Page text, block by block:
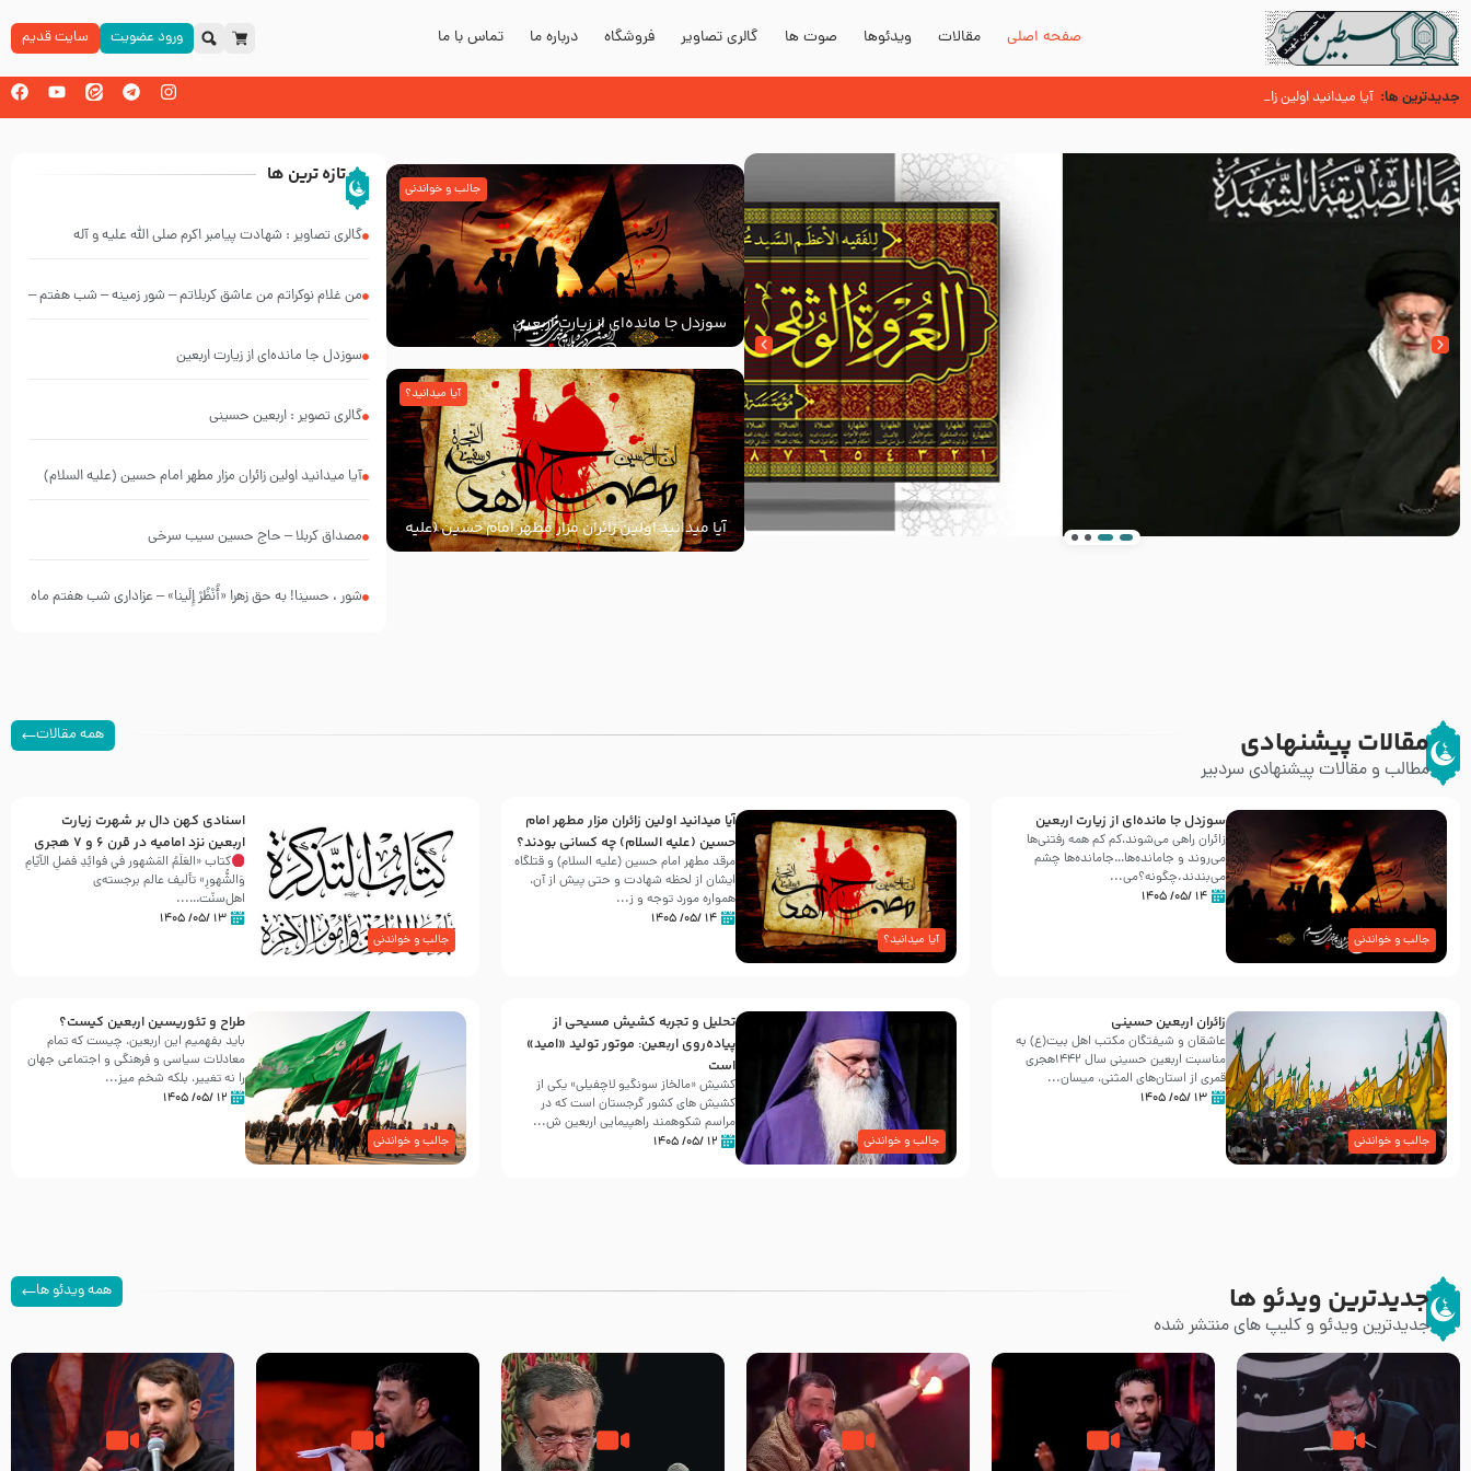
صفحه اصلی مقالات ویدئوها صوت ها گالری تصاویر فروشگاه درباره ما تماس با ما ورود عضویت سایت قدیم
جدیدترین ها: آیا میدانید اولین زائران مزار مطهر امام حسین (علیه السلام) چه کسا
اسنادی کهن دال بر شهرت زیارت اربعین نزد امامیه در قرن ۶ و ۷ هجری
زائران اربعین حسینی
سوزدل جا مانده‌ای از زیارت اربعین
جالب و خواندنی
آیا میدانید اولین زائران مزار مطهر امام حسین (علیه
السلام) چه کسانی بودند؟
آیا میدانید؟
تازه ترین ها
گالری تصاویر : شهادت پیامبر اکرم صلی الله علیه و آله
من غلام نوکراتم من عاشق کربلاتم – شور زمینه – شب هفتم –
سوزدل جا مانده‌ای از زیارت اربعین
گالری تصویر : اربعین حسینی
آیا میدانید اولین زائران مزار مطهر امام حسین (علیه السلام)
مصداق کربلا – حاج حسین سیب سرخی
شور ، حسینا! به‌ حق زهرا «أُنْظُرْ إِلَینا» – عزاداری شب هفتم ماه
مقالات پیشنهادی
مطالب و مقالات پیشنهادی سردبیر
همه مقالات
جالب و خواندنی
سوزدل جا مانده‌ای از زیارت اربعین
زائران راهی می‌شوند،کم‌ کم همه رفتنی‌ها
می‌روند و جامانده‌ها…جامانده‌ها چشم
می‌بندند.چگونه؟می‌...
۱۴ /۰۵/ ۱۴۰۵
آیا میدانید؟
آیا میدانید اولین زائران مزار مطهر امام
حسین (علیه السلام) چه کسانی بودند؟
مرقد مطهر امام حسین (علیه السلام) و قتلگاه
ایشان از لحظه شهادت و حتی پیش از آن،
همواره مورد توجه و ز...
۱۴ /۰۵/ ۱۴۰۵
جالب و خواندنی
اسنادی کهن دال بر شهرت زیارت
اربعین نزد امامیه در قرن ۶ و ۷ هجری
کتاب «العَلَمُ المَشهور في فَوائِدِ فَضلِ الأيّامِ
وَالشُّهورِ» تألیف عالم برجسته‌ی
اهل‌سنّت…...
۱۳ /۰۵/ ۱۴۰۵
جالب و خواندنی
زائران اربعین حسینی
عاشقان و شیفتگان مکتب اهل بیت(ع) به
مناسبت اربعین حسینی سال ۱۴۴۲هجری
قمری از استان‌های المثنی، میسان...
۱۳ /۰۵/ ۱۴۰۵
جالب و خواندنی
تحلیل و تجربه کشیش مسیحی از
پیاده‌روی اربعین: موتور تولید «امید»
است
کشیش «مالخاز سونگیو لاچفیلی» یکی از
کشیش های کشور گرجستان است که در
مراسم شکوهمند راهپیمایی اربعین ش...
۱۲ /۰۵/ ۱۴۰۵ جالب و خواندنی
طراح و تئوریسین اربعین کیست؟
باید بفهمیم این اربعین، چیست که تمام
معادلات سیاسی و فرهنگی و اجتماعی جهان
را نه تغییر، بلکه شخم میز...
۱۲ /۰۵/ ۱۴۰۵
جدیدترین ویدئو ها
جدیدترین ویدئو و کلیپ های منتشر شده
همه ویدئو ها